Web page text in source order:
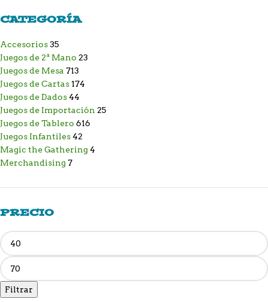
CATEGORÍA
Accesorios35
Juegos de 2ª Mano 23
Juegos de Mesa 713
Juegos de Cartas 174
Juegos de Dados 44
Juegos de Importación 25
Juegos de Tablero 616
Juegos Infantiles 42
Magic the Gathering 4
Merchandising 7
PRECIO
Filtrar